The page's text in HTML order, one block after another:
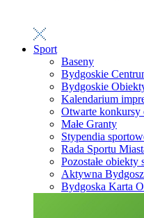
Sport
Baseny
Bydgoskie
Bydgoskie
Kalendarium
Otwarte konkursy
Małe Granty
Stypendia
Rada Sportu
Pozostałe obiekty
Aktywna
Bydgoska Karta